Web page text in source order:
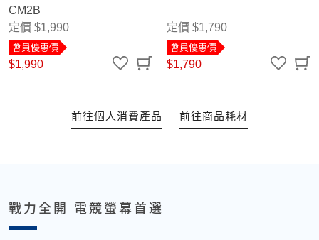
CM2B
定價 $1,990
會員優惠價
$1,990
定價 $1,790
會員優惠價
$1,790
前往個人消費產品 前往商品耗材
戰力全開 電競螢幕首選